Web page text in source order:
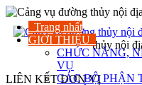
thủy nội
Trang nhất
GIỚI THIỆU
CHỨC NĂNG,
VỤ
CÁC BỘ PHẬN
LIÊN KẾT ĐƠN VỊ